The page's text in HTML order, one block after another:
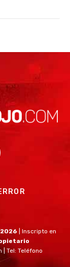
| Inscripto en
Tel: Teléfono